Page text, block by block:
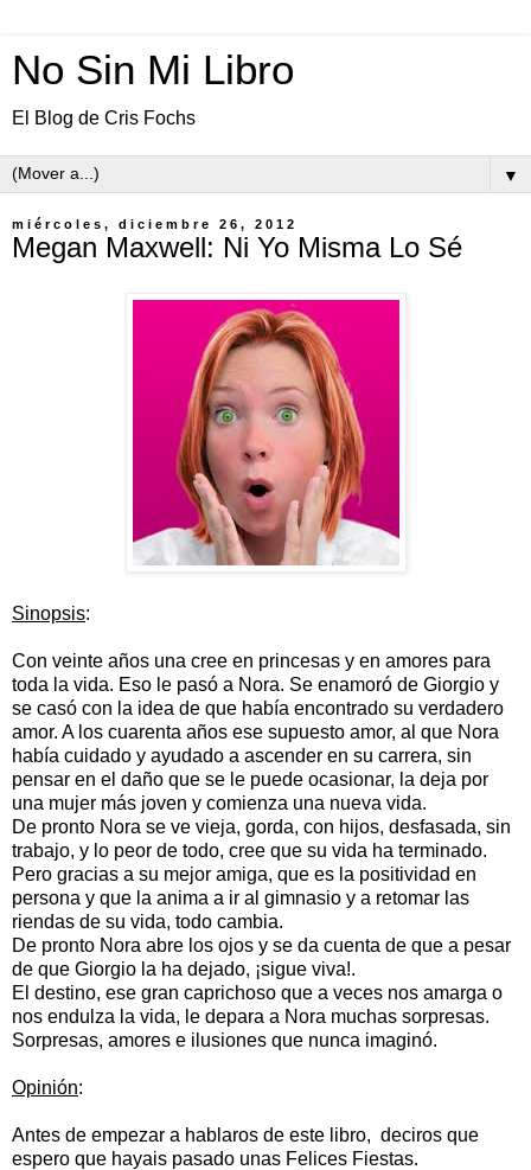
No Sin Mi Libro
El Blog de Cris Fochs
▼
miércoles, diciembre 26, 2012
Megan Maxwell: Ni Yo Misma Lo Sé
Sinopsis:
Con veinte años una cree en princesas y en amores para
toda la vida. Eso le pasó a Nora. Se enamoró de Giorgio y
se casó con la idea de que había encontrado su verdadero
amor. A los cuarenta años ese supuesto amor, al que Nora
había cuidado y ayudado a ascender en su carrera, sin
pensar en el daño que se le puede ocasionar, la deja por
una mujer más joven y comienza una nueva vida.
De pronto Nora se ve vieja, gorda, con hijos, desfasada, sin
trabajo, y lo peor de todo, cree que su vida ha terminado.
Pero gracias a su mejor amiga, que es la positividad en
persona y que la anima a ir al gimnasio y a retomar las
riendas de su vida, todo cambia.
De pronto Nora abre los ojos y se da cuenta de que a pesar
de que Giorgio la ha dejado, ¡sigue viva!.
El destino, ese gran caprichoso que a veces nos amarga o
nos endulza la vida, le depara a Nora muchas sorpresas.
Sorpresas, amores e ilusiones que nunca imaginó.
Opinión:
Antes de empezar a hablaros de este libro, deciros que
espero que hayais pasado unas Felices Fiestas.